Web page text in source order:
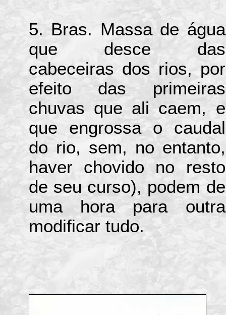
5. Bras. Massa de água
que desce das
cabeceiras dos rios, por
efeito das primeiras
chuvas que ali caem, e
que engrossa o caudal
do rio, sem, no entanto,
haver chovido no resto
de seu curso), podem de
uma hora para outra
modificar tudo.